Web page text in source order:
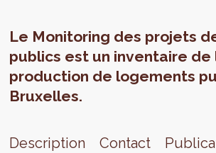
Le Monitoring des projets
publics est un inventaire de
production de logements
Bruxelles.
Description Contact